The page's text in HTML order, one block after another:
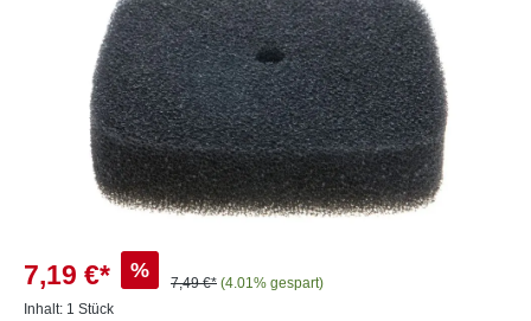
7,19 €* %
7,49 €* (4.01% gespart)
Inhalt: 1 Stück